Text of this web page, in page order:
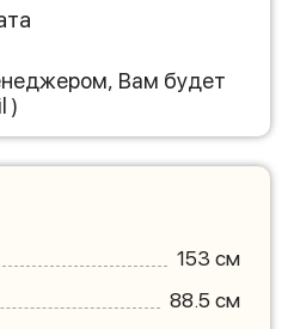
Вам будет
)
153 см
88.5 см